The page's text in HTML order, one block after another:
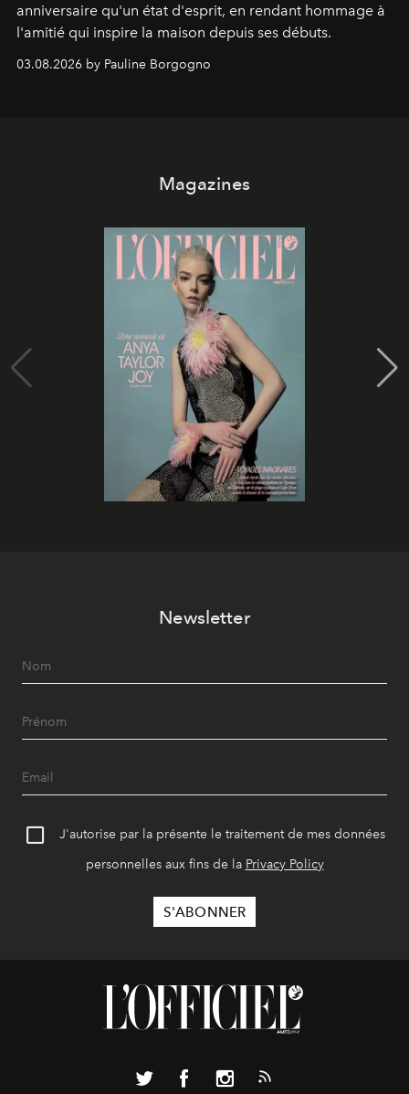
anniversaire qu'un état d'esprit, en rendant hommage à
l'amitié qui inspire la maison depuis ses débuts.
03.08.2026 by Pauline Borgogno
Magazines
Newsletter
J'autorise par la présente le traitement de mes données
personnelles aux fins de la Privacy Policy